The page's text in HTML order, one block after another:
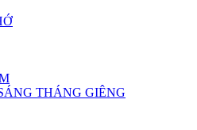
THÁNG GIÊNG